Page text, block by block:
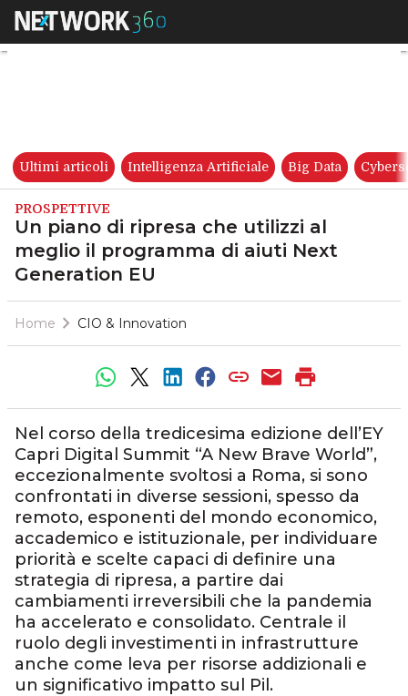
Un piano di ripresa che
Ultimi articoli Intelligenza Artificiale Big Data
PROSPETTIVE
Un piano di ripresa che utilizzi al
meglio il programma di aiuti Next
Generation EU
Home CIO & Innovation
Nel corso della tredicesima edizione dell’EY
Capri Digital Summit “A New Brave World”,
eccezionalmente svoltosi a Roma, si sono
confrontati in diverse sessioni, spesso da
remoto, esponenti del mondo economico,
accademico e istituzionale, per individuare
priorità e scelte capaci di definire una
strategia di ripresa, a partire dai
cambiamenti irreversibili che la pandemia
ha accelerato e consolidato. Centrale il
ruolo degli investimenti in infrastrutture
anche come leva per risorse addizionali e
un significativo impatto sul Pil.